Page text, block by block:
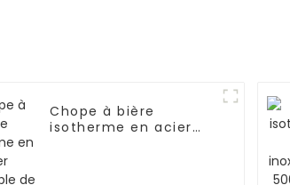
Chope à bière
isotherme en acier